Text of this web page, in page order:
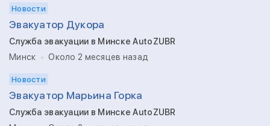
Новости
Эвакуатор Дукора
Служба эвакуации в Минске AutoZUBR
Минск
Около 2 месяцев назад
Новости
Эвакуатор Марьина Горка
Служба эвакуации в Минске AutoZUBR